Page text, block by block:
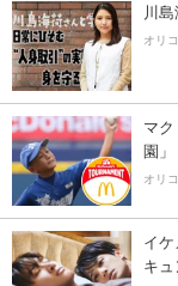
川
オリ
マ
園」
オリ
イ
キュ